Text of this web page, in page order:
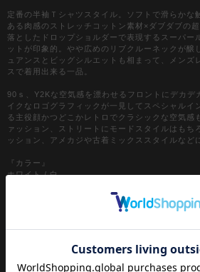
定番の半袖Ｔシャツスタイル。ソフトで滑らかな
ある肉感のストレッチコットン素材×ダブダブの
落としたドロップショルダーで表現するスーパー
ットが印象的。やや広めのリブクルーネックが醸
ュアンスとビッグシルエットも相まって、メンズ
スで着用出来る一品。
90ｓ、Y2Kな空気感を漂わせるフロントにデカデ
イクなロゴグラフィックが一見してスペシャルイ
る主役顔かつどこかレトロでクラシックな空気感
ァッション、ストリートにモードスタイルはもち
ッション、アメカジや古着ミックススタイルなど
『カラー』
ホワイト / 白
【a.p.o.v. / エーピーオービー】
a point of view...